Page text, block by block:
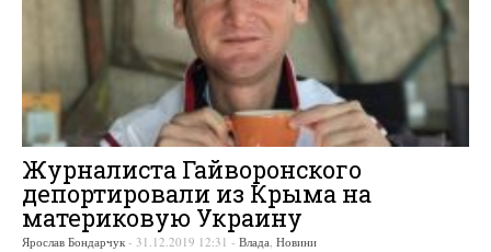
Журналиста Гайворонского
депортировали из Крыма на
материковую Украину
Ярослав Бондарчук - 31.12.2019 12:31 - Влада, Новини